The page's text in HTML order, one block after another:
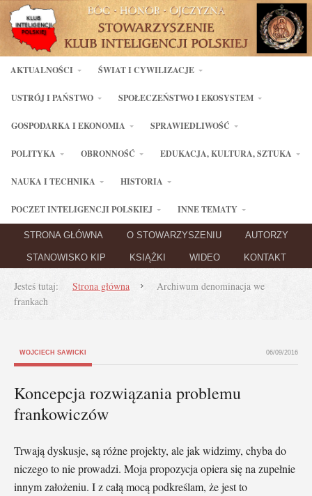
AKTUALNOŚCI ŚWIAT I CYWILIZACJE
USTRÓJ I PAŃSTWO SPOŁECZEŃSTWO I EKOSYSTEM
GOSPODARKA I EKONOMIA SPRAWIEDLIWOŚĆ
POLITYKA OBRONNOŚĆ EDUKACJA, KULTURA, SZTUKA
NAUKA I TECHNIKA HISTORIA
POCZET INTELIGENCJI POLSKIEJ INNE TEMATY
STRONA GŁÓWNA O STOWARZYSZENIU AUTORZY
STANOWISKO KIP KSIĄŻKI WIDEO KONTAKT
Jesteś tutaj: Strona główna
Archiwum denominacja we
frankach
WOJCIECH SAWICKI 06/09/2016
Koncepcja rozwiązania problemu
frankowiczów
Trwają dyskusje, są różne projekty, ale jak widzimy, chyba do
niczego to nie prowadzi. Moja propozycja opiera się na zupełnie
innym założeniu. I z całą mocą podkreślam, że jest to